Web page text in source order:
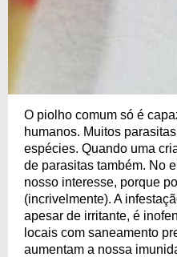
O piolho comum só é
humanos. Muitos
espécies. Quando uma
de parasitas também. No
nosso interesse, porque
(incrivelmente). A
apesar de irritante, é
locais com saneamento
aumentam a nossa